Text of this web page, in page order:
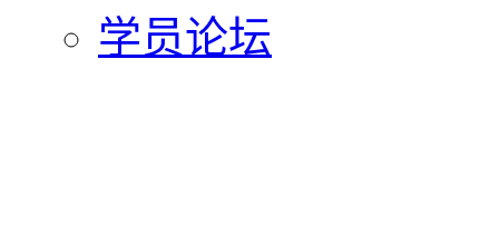
学员论坛